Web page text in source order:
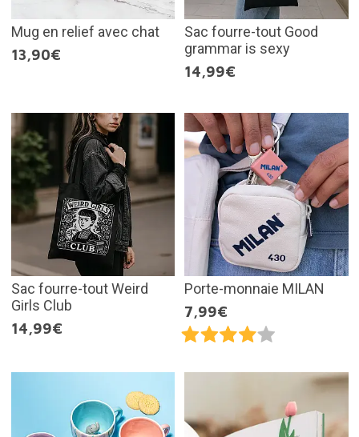
Mug en relief avec chat
13,90€
Sac fourre-tout Good
grammar is sexy
14,99€
Sac fourre-tout Weird
Girls Club
14,99€
Porte-monnaie MILAN
7,99€